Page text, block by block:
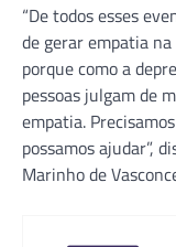
“De todos esses
de gerar empatia
porque como a
pessoas julgam de
empatia.
possamos ajudar”,
Marinho de